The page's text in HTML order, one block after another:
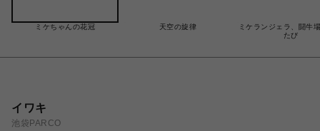
ミケちゃんの花冠 天空の旋律
ミケランジェラ、闘牛
たび
イワキ
池袋PARCO